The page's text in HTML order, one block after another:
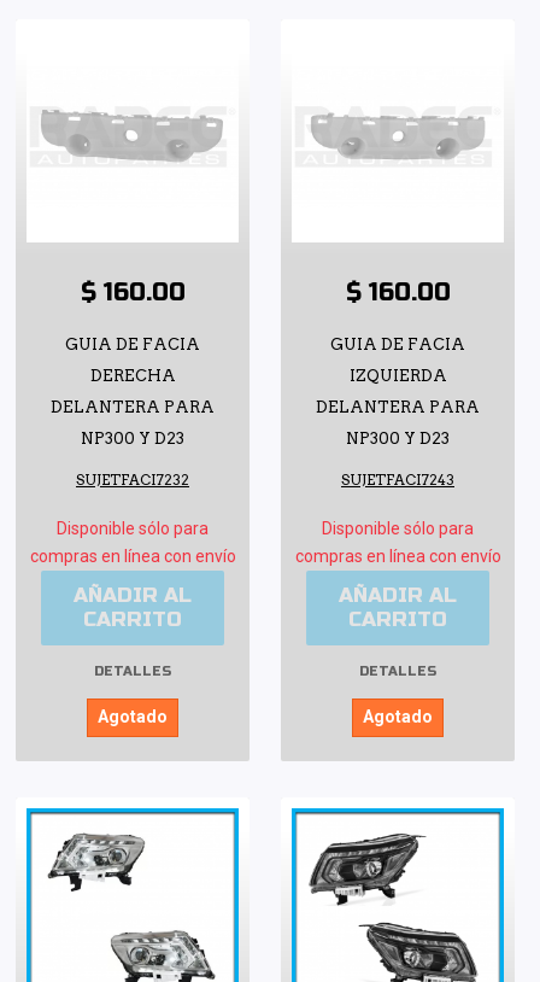
$ 160.00
GUIA DE FACIA
DERECHA
DELANTERA PARA
NP300 Y D23
SUJETFACI7232
Disponible sólo para
compras en línea con envío
AÑADIR AL
CARRITO
DETALLES
Agotado
$ 160.00
GUIA DE FACIA
IZQUIERDA
DELANTERA PARA
NP300 Y D23
SUJETFACI7243
Disponible sólo para
compras en línea con envío
AÑADIR AL
CARRITO
DETALLES
Agotado